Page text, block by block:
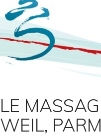
LE
WEIL,